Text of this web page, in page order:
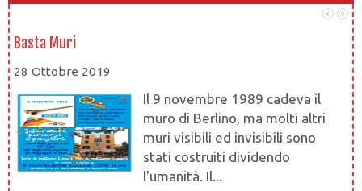
Basta Muri
28 Ottobre 2019
Il 9 novembre 1989 cadeva il
muro di Berlino, ma molti altri
muri visibili ed invisibili sono
stati costruiti dividendo
l'umanità. Il...